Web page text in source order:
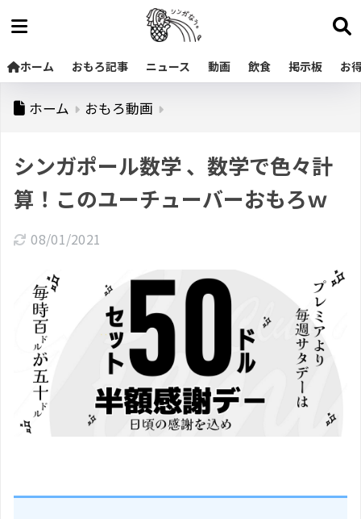
ホーム おもろ記事 ニュース 動画 飲食 掲示板 お
ホーム おもろ動画
シンガポール数学 、数学で色々計
算！このユーチューバーおもろｗ
08/01/2021